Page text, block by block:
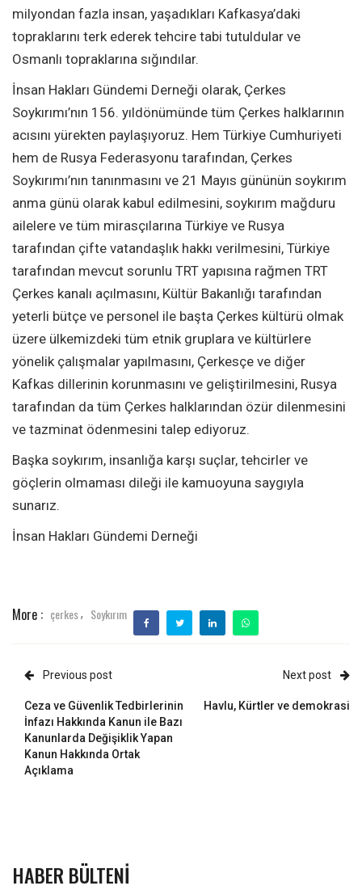
milyondan fazla insan, yaşadıkları Kafkasya’daki
topraklarını terk ederek tehcire tabi tutuldular ve
Osmanlı topraklarına sığındılar.
İnsan Hakları Gündemi Derneği olarak, Çerkes
Soykırımı’nın 156. yıldönümünde tüm Çerkes halklarının
acısını yürekten paylaşıyoruz. Hem Türkiye Cumhuriyeti
hem de Rusya Federasyonu tarafından, Çerkes
Soykırımı’nın tanınmasını ve 21 Mayıs gününün soykırım
anma günü olarak kabul edilmesini, soykırım mağduru
ailelere ve tüm mirasçılarına Türkiye ve Rusya
tarafından çifte vatandaşlık hakkı verilmesini, Türkiye
tarafından mevcut sorunlu TRT yapısına rağmen TRT
Çerkes kanalı açılmasını, Kültür Bakanlığı tarafından
yeterli bütçe ve personel ile başta Çerkes kültürü olmak
üzere ülkemizdeki tüm etnik gruplara ve kültürlere
yönelik çalışmalar yapılmasını, Çerkesçe ve diğer
Kafkas dillerinin korunmasını ve geliştirilmesini, Rusya
tarafından da tüm Çerkes halklarından özür dilenmesini
ve tazminat ödenmesini talep ediyoruz.
Başka soykırım, insanlığa karşı suçlar, tehcirler ve
göçlerin olmaması dileği ile kamuoyuna saygıyla
sunarız.
İnsan Hakları Gündemi Derneği
More : çerkes, Soykırım
Previous post
Ceza ve Güvenlik Tedbirlerinin
İnfazı Hakkında Kanun ile Bazı
Kanunlarda Değişiklik Yapan
Kanun Hakkında Ortak
Açıklama
Next post
Havlu, Kürtler ve demokrasi
HABER BÜLTENI